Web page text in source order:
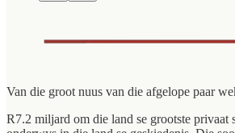
Van die groot nuus van die afgelope paar
R7.2 miljard om die land se grootste